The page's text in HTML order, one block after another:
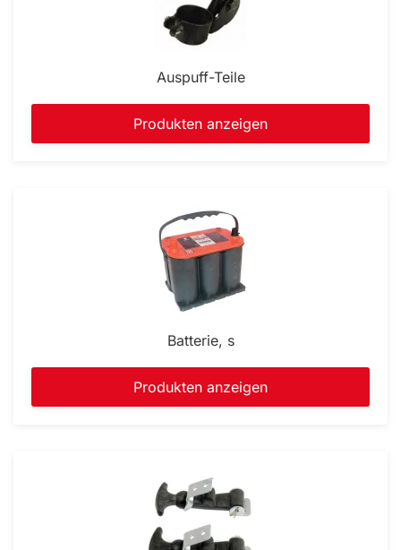
Auspuff-Teile
Produkten anzeigen
Batterie, s
Produkten anzeigen